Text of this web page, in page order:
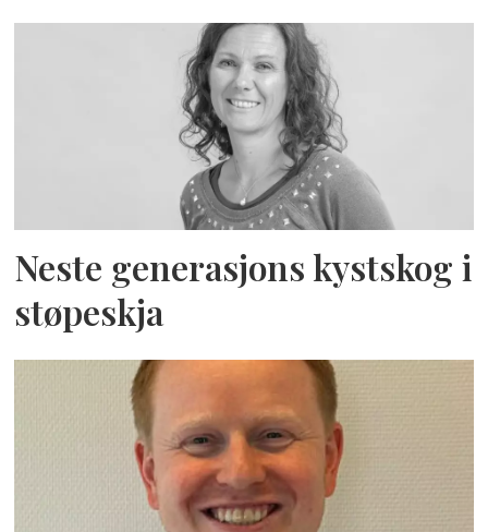
Neste generasjons kystskog i
støpeskja